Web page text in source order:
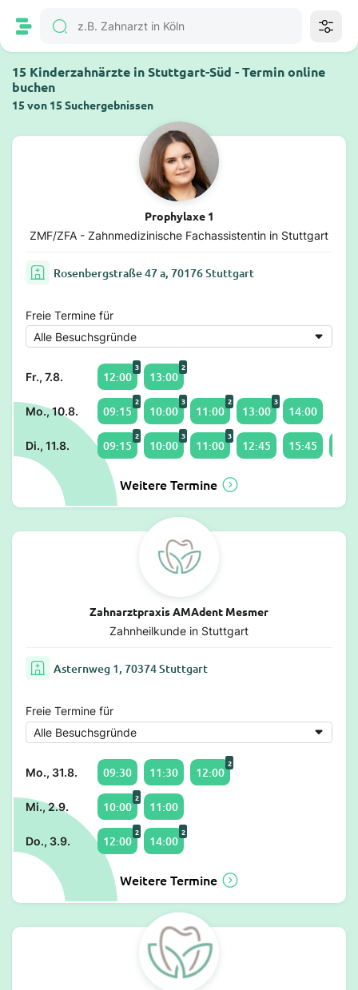
15 Kinderzahnärzte in Stuttgart-Süd - Termin online
buchen
15 von 15 Suchergebnissen
Prophylaxe 1
ZMF/ZFA - Zahnmedizinische Fachassistentin in Stuttgart
Rosenbergstraße 47 a, 70176 Stuttgart
Freie Termine für
Fr., 7.8. 12:00
3
13:00
2
Mo., 10.8. 09:15
2
10:00
3
11:00
2
13:00
3
14:00
Di., 11.8. 09:15
2
10:00
3
11:00
3
12:45 15:45
Weitere Termine
Zahnarztpraxis AMAdent Mesmer
Zahnheilkunde in Stuttgart
Asternweg 1, 70374 Stuttgart
Freie Termine für
Mo., 31.8. 09:30 11:30 12:00
2
Mi., 2.9. 10:00
2
11:00
Do., 3.9. 12:00
2
14:00
2
Weitere Termine